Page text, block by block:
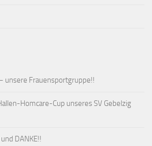
unsere Frauensportgruppe!!
Homcare-Cup unseres SV Gebelzig
DANKE!!